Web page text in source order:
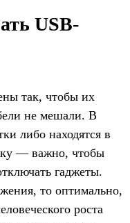
USB-
так, чтобы их
не мешали. В
либо находятся в
— важно, чтобы
гаджеты.
то оптимально,
роста